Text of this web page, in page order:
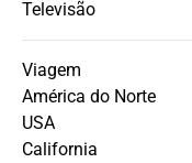
Televisão
Viagem
América do Norte
USA
California